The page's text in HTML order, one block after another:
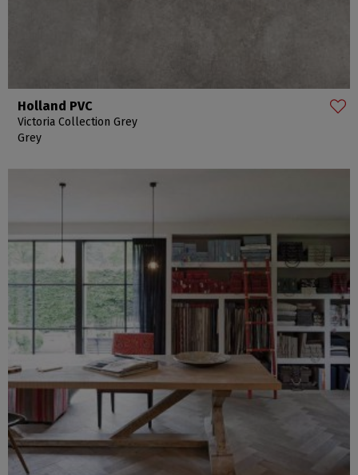
Holland PVC
Victoria Collection Grey
Grey